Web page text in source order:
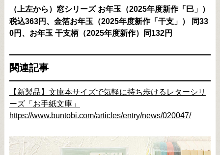
（上左から）窓シリーズ お年玉（2025年度新作「巳」）
税込363円、金箔お年玉（2025年度新作「干支」） 同33
0円、お年玉 干支柄（2025年度新作）同132円
関連記事
【新製品】文庫本サイズで気軽に持ち歩けるレターシリ
ーズ「お手紙文庫」
https://www.buntobi.com/articles/entry/news/020047/